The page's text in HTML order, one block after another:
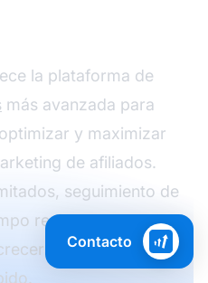
la plataforma de
más avanzada para
y maximizar
de afiliados.
seguimiento de
real y potentes
tus ingresos más
Contacto